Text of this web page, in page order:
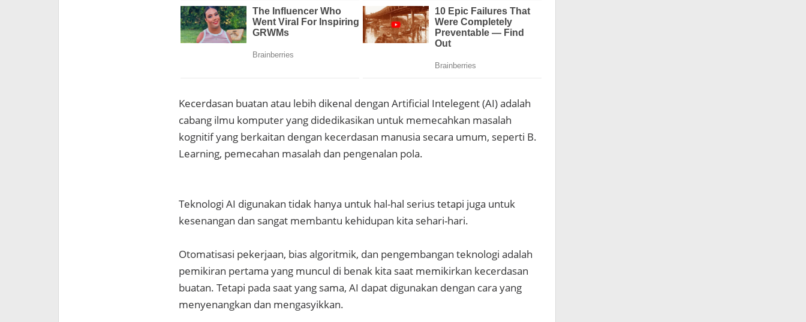
Kecerdasan buatan atau lebih dikenal dengan Artificial Intelegent (AI) adalah
cabang ilmu komputer yang didedikasikan untuk memecahkan masalah
kognitif yang berkaitan dengan kecerdasan manusia secara umum, seperti B.
Learning, pemecahan masalah dan pengenalan pola.
Teknologi AI digunakan tidak hanya untuk hal-hal serius tetapi juga untuk
kesenangan dan sangat membantu kehidupan kita sehari-hari.
Otomatisasi pekerjaan, bias algoritmik, dan pengembangan teknologi adalah
pemikiran pertama yang muncul di benak kita saat memikirkan kecerdasan
buatan. Tetapi pada saat yang sama, AI dapat digunakan dengan cara yang
menyenangkan dan mengasyikkan.